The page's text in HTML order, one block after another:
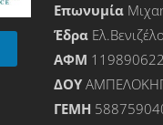
Επωνυμία
Έδρα
ΑΦΜ 119890622
ΔΟΥ
ΓΕΜΗ